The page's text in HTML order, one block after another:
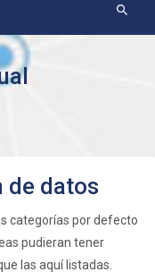
Buscar
de datos
categorías por defecto
pudieran tener
las aquí listadas.